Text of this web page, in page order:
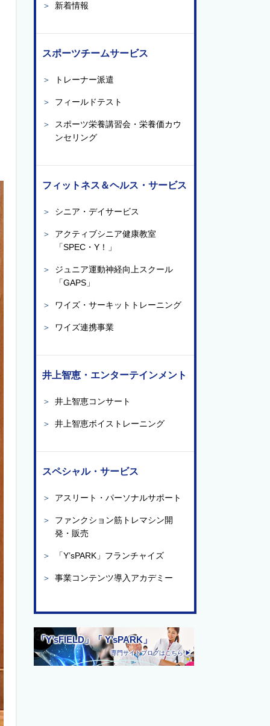
＞ 新着情報
スポーツチームサービス
＞ トレーナー派遣
＞ フィールドテスト
＞
スポーツ栄養講習会・栄養価カウ
ンセリング
フィットネス＆ヘルス・サービス
＞ シニア・デイサービス
＞
アクティブシニア健康教室
「SPEC・Y！」
＞
ジュニア運動神経向上スクール
「GAPS」
＞ ワイズ・サーキットトレーニング
＞ ワイズ連携事業
井上智恵・エンターテインメント
＞ 井上智恵コンサート
＞ 井上智恵ボイストレーニング
スペシャル・サービス
＞ アスリート・パーソナルサポート
＞
ファンクション筋トレマシン開
発・販売
＞ 「Y’sPARK」フランチャイズ
＞ 事業コンテンツ導入アカデミー
「Y’sFIELD」「 Y’sPARK」
専門サイトブログはこちら ▶